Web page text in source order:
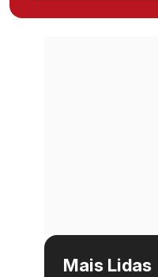
Mais Lidas